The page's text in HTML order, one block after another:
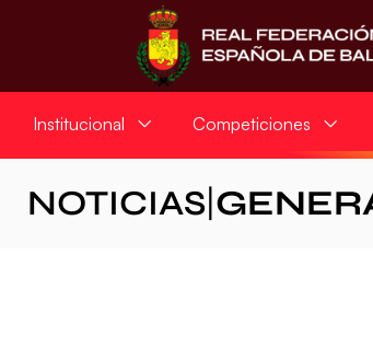
Institucional Competiciones
NOTICIAS